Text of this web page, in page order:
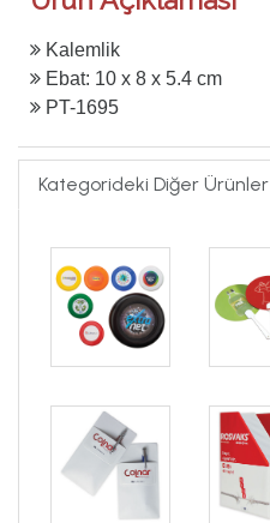
Kalemlik
Ebat: 10 x 8 x 5.4 cm
PT-1695
Kategorideki Diğer Ürünler